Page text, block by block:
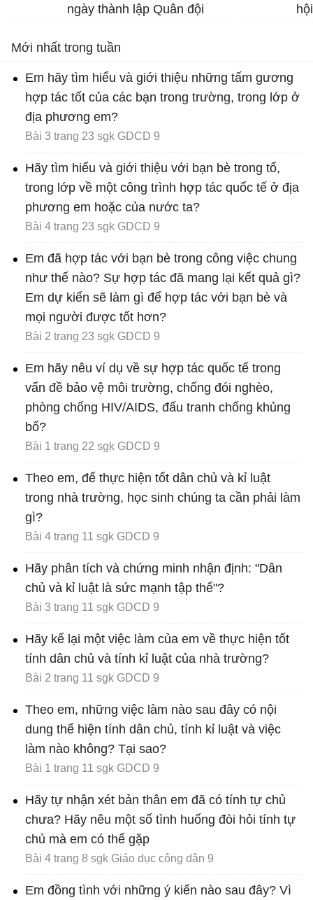
ngày thành lập Quân đội
Mới nhất trong tuần
Em hãy tìm hiểu và giới thiệu những tấm gương
hợp tác tốt của các bạn trong trường, trong lớp ở
địa phương em?
Bài 3 trang 23 sgk GDCD 9
Hãy tìm hiểu và giới thiệu với bạn bè trong tổ,
trong lớp về một công trình hợp tác quốc tế ở địa
phương em hoặc của nước ta?
Bài 4 trang 23 sgk GDCD 9
Em đã hợp tác với bạn bè trong công việc chung
như thế nào? Sự hợp tác đã mang lại kết quả gì?
Em dự kiến sẽ làm gì để hợp tác với bạn bè và
mọi người được tốt hơn?
Bài 2 trang 23 sgk GDCD 9
Em hãy nêu ví dụ về sự hợp tác quốc tế trong
vấn đề bảo vệ môi trường, chống đói nghèo,
phòng chống HIV/AIDS, đấu tranh chống khủng
bố?
Bài 1 trang 22 sgk GDCD 9
Theo em, để thực hiện tốt dân chủ và kỉ luật
trong nhà trường, học sinh chúng ta cần phải làm
gì?
Bài 4 trang 11 sgk GDCD 9
Hãy phân tích và chứng minh nhận định: "Dân
chủ và kỉ luật là sức mạnh tập thể"?
Bài 3 trang 11 sgk GDCD 9
Hãy kể lại một việc làm của em về thực hiện tốt
tính dân chủ và tính kỉ luật của nhà trường?
Bài 2 trang 11 sgk GDCD 9
Theo em, những việc làm nào sau đây có nội
dung thể hiện tính dân chủ, tính kỉ luật và việc
làm nào không? Tại sao?
Bài 1 trang 11 sgk GDCD 9
Hãy tự nhận xét bản thân em đã có tính tự chủ
chưa? Hãy nêu một số tình huống đòi hỏi tính tự
chủ mà em có thể gặp
Bài 4 trang 8 sgk Giáo dục công dân 9
Em đồng tình với những ý kiến nào sau đây? Vì